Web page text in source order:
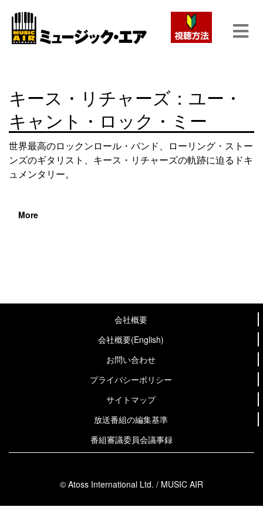
キース・リチャーズ：ユー・
キャント・ロック・ミー
世界最高のロックンロール・バンド、ローリング・ストー
ンズのギタリスト、キース・リチャーズの軌跡に迫るドキ
ュメンタリー。
More
会社概要
会社概要(English)
お問い合わせ
プライバシーポリシー
サイトマップ
放送番組の編集基準
番組審議委員会議事録
© Atoss International Ltd. / MUSIC AIR